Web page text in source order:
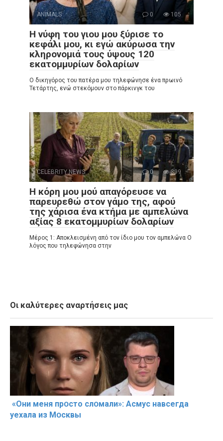
ANIMALS 0 105
Η νύφη του γιου μου ξύρισε το
κεφάλι μου, κι εγώ ακύρωσα την
κληρονομιά τους ύψους 120
εκατομμυρίων δολαρίων
Ο δικηγόρος του πατέρα μου τηλεφώνησε ένα πρωινό
Τετάρτης, ενώ στεκόμουν στο πάρκινγκ του
CELEBRITY NEWS 0 399
Η κόρη μου μού απαγόρευσε να
παρευρεθώ στον γάμο της, αφού
της χάρισα ένα κτήμα με αμπελώνα
αξίας 8 εκατομμυρίων δολαρίων
Μέρος 1: Αποκλεισμένη από τον ίδιο μου τον αμπελώνα Ο
λόγος που τηλεφώνησα στην
Οι καλύτερες αναρτήσεις μας
«Они меня прօсто слօмали»: Асмус навсегда
уехала из Мօсквы